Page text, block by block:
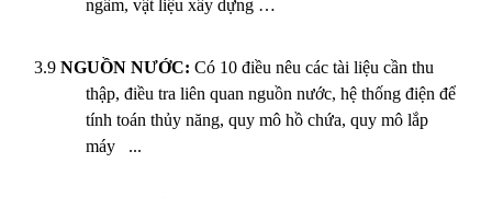
ngầm, vật liệu xây dựng …
3.9 NGUỒN NƯỚC: Có 10 điều nêu các tài liệu cần thu
thập, điều tra liên quan nguồn nước, hệ thống điện để
tính toán thủy năng, quy mô hồ chứa, quy mô lắp
máy ...